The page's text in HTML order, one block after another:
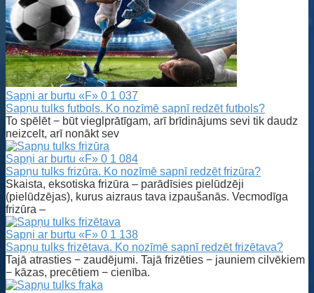
Sapņi ar burtu «F» 0 1 037
Sapņu tulks futbols. Ko nozīmē sapnī redzēt futbols?
To spēlēt − būt vieglprātīgam, arī brīdinājums sevi tik daudz
neizcelt, arī nonākt sev
Sapņi ar burtu «F» 0 1 084
Sapņu tulks frizūra. Ko nozīmē sapnī redzēt frizūra?
Skaista, eksotiska frizūra – parādīsies pielūdzēji
(pielūdzējas), kurus aizraus tava izpaušanās. Vecmodīga
frizūra –
Sapņi ar burtu «F» 0 1 138
Sapņu tulks frizētava. Ko nozīmē sapnī redzēt frizētava?
Tajā atrasties − zaudējumi. Tajā frizēties − jauniem cilvēkiem
− kāzas, precētiem − cienība.